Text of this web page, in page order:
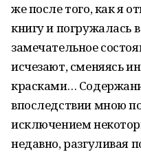
же после того, как я
книгу и погружалась
замечательное
исчезают, сменяясь
красками…
впоследствии мною
исключением
недавно, разгуливая